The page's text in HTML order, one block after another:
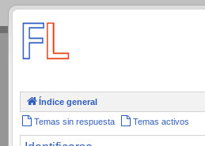
.
Índice general
Temas sin respuesta Temas activos